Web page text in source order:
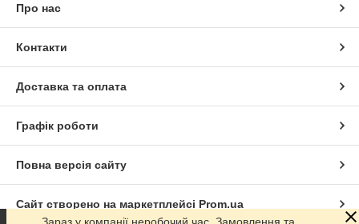
Про нас
Контакти
Доставка та оплата
Графік роботи
Повна версія сайту
Сайт створено на маркетплейсі Prom.ua